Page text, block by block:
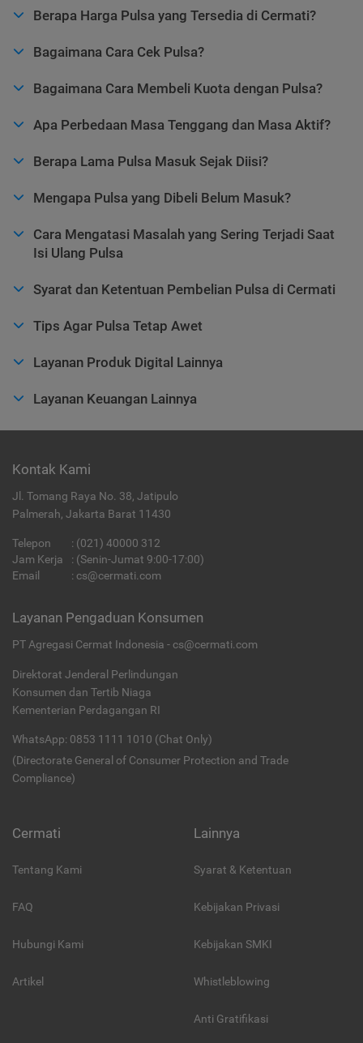
Berapa Harga Pulsa yang Tersedia di Cermati?
Bagaimana Cara Cek Pulsa?
Bagaimana Cara Membeli Kuota dengan Pulsa?
Apa Perbedaan Masa Tenggang dan Masa Aktif?
Berapa Lama Pulsa Masuk Sejak Diisi?
Mengapa Pulsa yang Dibeli Belum Masuk?
Cara Mengatasi Masalah yang Sering Terjadi Saat
Isi Ulang Pulsa
Syarat dan Ketentuan Pembelian Pulsa di Cermati
Tips Agar Pulsa Tetap Awet
Layanan Produk Digital Lainnya
Layanan Keuangan Lainnya
Kontak Kami
Jl. Tomang Raya No. 38, Jatipulo
Palmerah, Jakarta Barat 11430
Telepon : (021) 40000 312
Jam Kerja
: (Senin-Jumat 9:00-17:00)
Email
: cs@cermati.com
Layanan Pengaduan Konsumen
PT Agregasi Cermat Indonesia - cs@cermati.com
Direktorat Jenderal Perlindungan
Konsumen dan Tertib Niaga
Kementerian Perdagangan RI
WhatsApp: 0853 1111 1010 (Chat Only)
(Directorate General of Consumer Protection and Trade
Compliance)
Cermati
Tentang Kami
FAQ
Hubungi Kami
Artikel
Lainnya
Syarat & Ketentuan
Kebijakan Privasi
Kebijakan SMKI
Whistleblowing
Anti Gratifikasi